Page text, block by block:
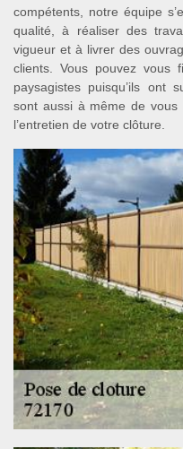
compétents, notre équipe
qualité, à réaliser des
vigueur et à livrer des
clients. Vous pouvez vous
paysagistes puisqu’ils ont
sont aussi à même de vous
l’entretien de votre clôture.